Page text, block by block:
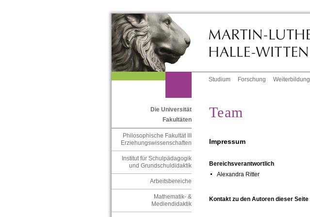
Studium Forschung Weiterbildung
Die Universität
Fakultäten
Philosophische Fakultät III
Erziehungswissenschaften
Institut für Schulpädagogik
und Grundschuldidaktik
Arbeitsbereiche
Mathematik- &
Mediendidaktik
Team
Impressum
Bereichsverantwortlich
Alexandra Ritter
Kontakt zu den Autoren dieser Seite